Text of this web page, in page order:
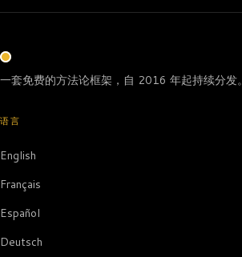
一套免费的方法论框架，自 2016 年起持续分发。
语言
English
Français
Español
Deutsch